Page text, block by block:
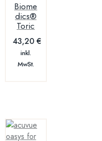
Biome
dics®
Toric
43,20 €
inkl.
MwSt.